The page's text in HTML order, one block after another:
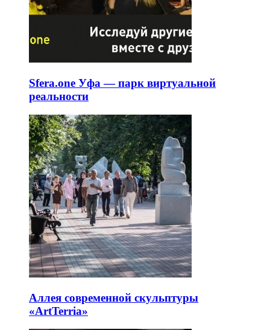
Sfera.one Уфа — парк виртуальной
реальности
Аллея современной скульптуры
«ArtTerria»